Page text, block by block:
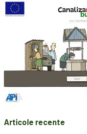
Articole recente